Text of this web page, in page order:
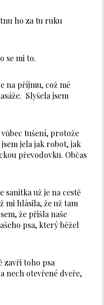
ho za tu ruku
se mi to.
na příjmu, což mě
Slyšela jsem
tušení, protože
jela jak robot, jak
převodovku. Občas
sanitka už je na cestě
mi hlásila, že už tam
že přišla naše
psa, který běžel
zavři toho psa
nech otevřené dveře,